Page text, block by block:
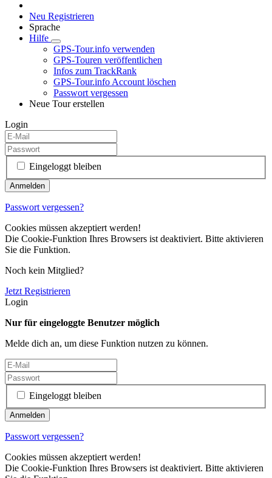
Neu Registrieren
Sprache
Hilfe
GPS-Tour.info verwenden
GPS-Touren veröffentlichen
Infos zum TrackRank
GPS-Tour.info Account löschen
Passwort vergessen
Neue Tour erstellen
Login
Eingeloggt bleiben
Passwort vergessen?
Cookies müssen akzeptiert werden!
Die Cookie-Funktion Ihres Browsers ist deaktiviert. Bitte aktivieren
Sie die Funktion.
Noch kein Mitglied?
Jetzt Registrieren
Login
Nur für eingeloggte Benutzer möglich
Melde dich an, um diese Funktion nutzen zu können.
Eingeloggt bleiben
Passwort vergessen?
Cookies müssen akzeptiert werden!
Die Cookie-Funktion Ihres Browsers ist deaktiviert. Bitte aktivieren